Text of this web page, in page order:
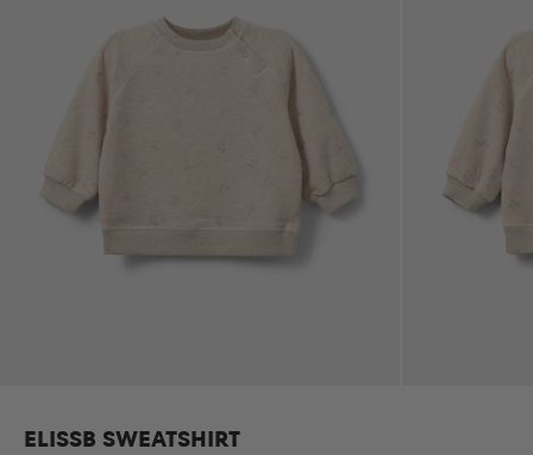
ELISSB SWEATSHIRT